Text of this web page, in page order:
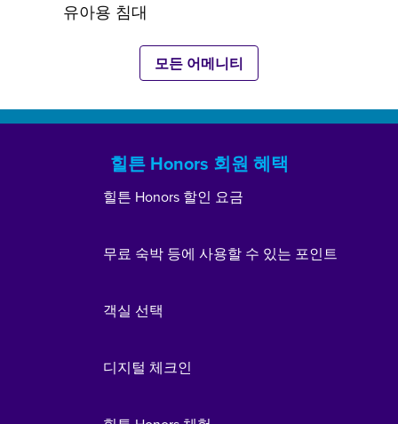
유아용 침대
모든 어메니티
힐튼 Honors 회원 혜택
힐튼 Honors 할인 요금
무료 숙박 등에 사용할 수 있는 포인트
객실 선택
디지털 체크인